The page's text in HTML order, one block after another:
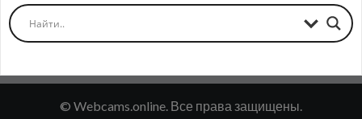
© Webcams.online. Все права защищены.